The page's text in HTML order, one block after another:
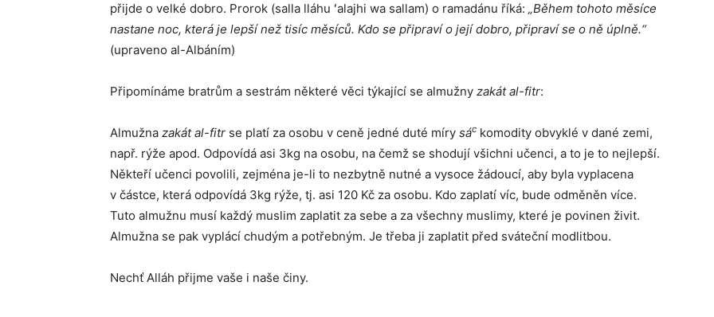
přijde o velké dobro. Prorok (salla lláhu ʻalajhi wa sallam) o ramadánu říká: „Během tohoto měsíce
nastane noc, která je lepší než tisíc měsíců. Kdo se připraví o její dobro, připraví se o ně úplně.“
(upraveno al-Albáním)
Připomínáme bratrům a sestrám některé věci týkající se almužny zakát al-fitr:
Almužna zakát al-fitr se platí za osobu v ceně jedné duté míry sác komodity obvyklé v dané zemi,
např. rýže apod. Odpovídá asi 3kg na osobu, na čemž se shodují všichni učenci, a to je to nejlepší.
Někteří učenci povolili, zejména je-li to nezbytně nutné a vysoce žádoucí, aby byla vyplacena
v částce, která odpovídá 3kg rýže, tj. asi 120 Kč za osobu. Kdo zaplatí víc, bude odměněn více.
Tuto almužnu musí každý muslim zaplatit za sebe a za všechny muslimy, které je povinen živit.
Almužna se pak vyplácí chudým a potřebným. Je třeba ji zaplatit před sváteční modlitbou.
Nechť Alláh přijme vaše i naše činy.